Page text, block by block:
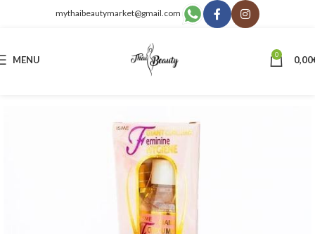
mythaibeautymarket@gmail.com
MENU 0 0,00